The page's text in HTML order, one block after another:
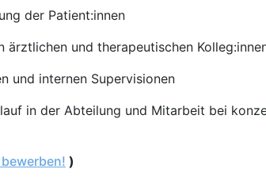
der Patient:innen
und therapeutischen
und internen Supervisionen
in der Abteilung und Mitarbeit bei
)